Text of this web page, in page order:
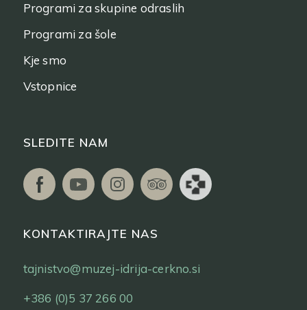
Programi za skupine odraslih
Programi za šole
Kje smo
Vstopnice
SLEDITE NAM
KONTAKTIRAJTE NAS
tajnistvo@muzej-idrija-cerkno.si
+386 (0)5 37 266 00